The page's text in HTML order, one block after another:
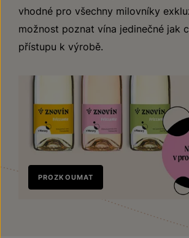
vhodné pro všechny milovníky
možnost poznat vína jedinečné jak
přístupu k výrobě.
Nově
v prodeji
PROZKOUMAT